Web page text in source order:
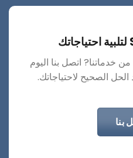
خدماتنا? اتصل بنا اليوم
الصحيح لاحتياجاتك.
بنا